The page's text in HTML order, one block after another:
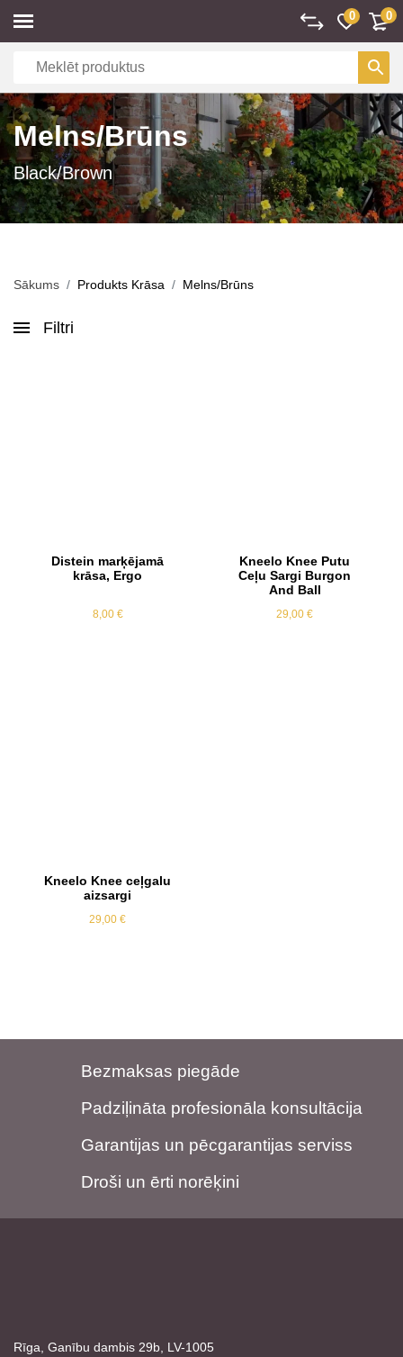
0 0
Melns/Brūns
Black/Brown
Sākums Produkts Krāsa Melns/Brūns
Filtri
Distein marķējamā
krāsa, Ergo
8,00 €
Kneelo Knee Putu
Ceļu Sargi Burgon
And Ball
29,00 €
Kneelo Knee ceļgalu
aizsargi
29,00 €
Bezmaksas piegāde
Padziļināta profesionāla konsultācija
Garantijas un pēcgarantijas serviss
Droši un ērti norēķini
Rīga, Ganību dambis 29b, LV-1005